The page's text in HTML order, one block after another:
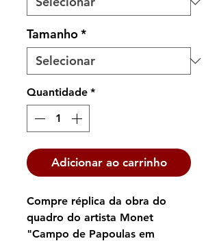
Tamanho*
Quantidade *
Adicionar ao carrinho
Compre réplica da obra do
quadro do artista Monet
"Campo de Papoulas em